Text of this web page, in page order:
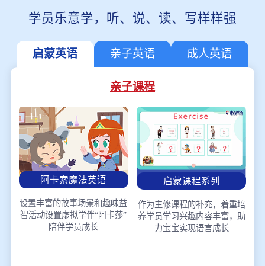
学员乐意学，听、说、读、写样样强
启蒙英语 亲子英语 成人英语
亲子课程
阿卡索魔法英语
设置丰富的故事场景和趣味益
智活动设置虚拟学伴“阿卡莎”
陪伴学员成长
启蒙课程系列
作为主修课程的补充，着重培
养学员学习兴趣内容丰富，助
力宝宝实现语言成长